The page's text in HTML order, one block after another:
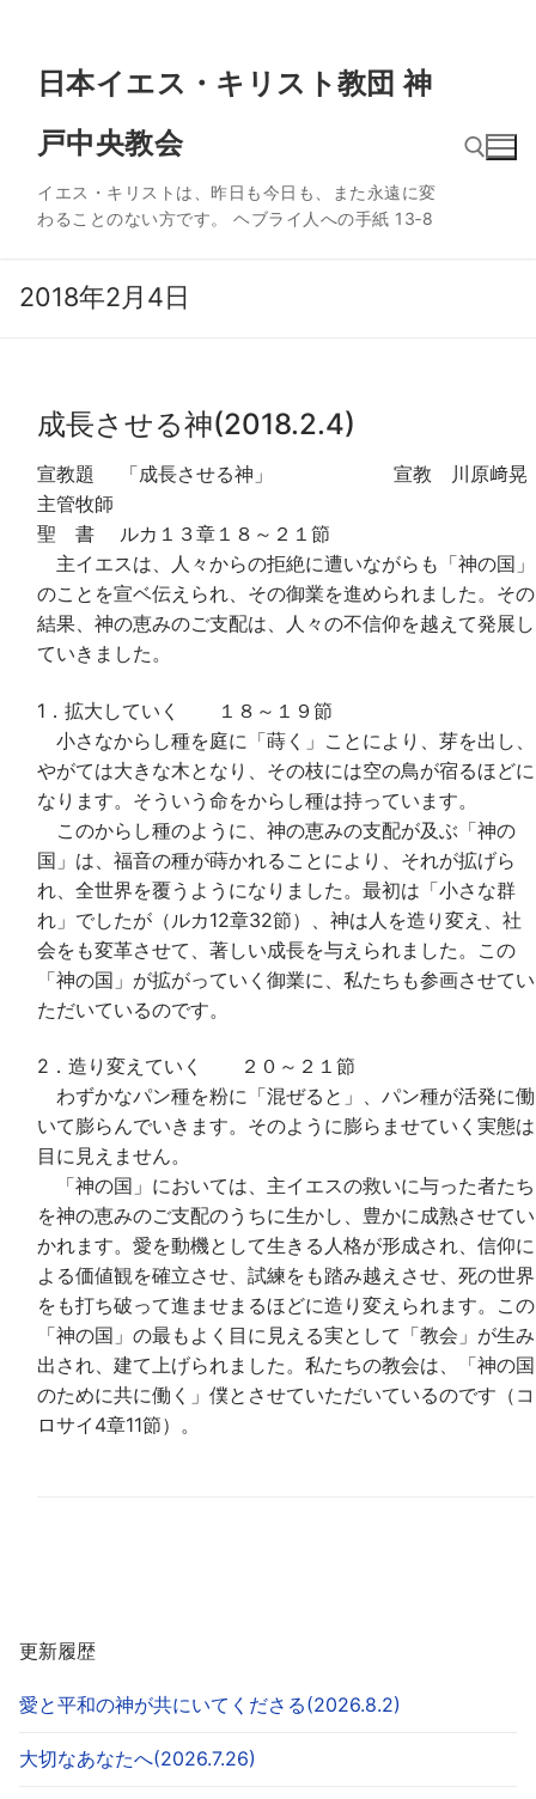
日本イエス・キリスト教団 神
戸中央教会
イエス・キリストは、昨日も今日も、また永遠に変
わることのない方です。 ヘブライ人への手紙 13‐8
2018年2月4日
成長させる神(2018.2.4)
宣教題 「成長させる神」 宣教 川原﨑晃
主管牧師
聖 書 ルカ１３章１８～２１節
主イエスは、人々からの拒絶に遭いながらも「神の国」
のことを宣ベ伝えられ、その御業を進められました。その
結果、神の恵みのご支配は、人々の不信仰を越えて発展し
ていきました。
1．拡大していく １８～１９節
小さなからし種を庭に「蒔く」ことにより、芽を出し、
やがては大きな木となり、その枝には空の鳥が宿るほどに
なります。そういう命をからし種は持っています。
このからし種のように、神の恵みの支配が及ぶ「神の
国」は、福音の種が蒔かれることにより、それが拡げら
れ、全世界を覆うようになりました。最初は「小さな群
れ」でしたが（ルカ12章32節）、神は人を造り変え、社
会をも変革させて、著しい成長を与えられました。この
「神の国」が拡がっていく御業に、私たちも参画させてい
ただいているのです。
2．造り変えていく ２０～２１節
わずかなパン種を粉に「混ぜると」、パン種が活発に働
いて膨らんでいきます。そのように膨らませていく実態は
目に見えません。
「神の国」においては、主イエスの救いに与った者たち
を神の恵みのご支配のうちに生かし、豊かに成熟させてい
かれます。愛を動機として生きる人格が形成され、信仰に
よる価値観を確立させ、試練をも踏み越えさせ、死の世界
をも打ち破って進ませまるほどに造り変えられます。この
「神の国」の最もよく目に見える実として「教会」が生み
出され、建て上げられました。私たちの教会は、「神の国
のために共に働く」僕とさせていただいているのです（コ
ロサイ4章11節）。
更新履歴
愛と平和の神が共にいてくださる(2026.8.2)
大切なあなたへ(2026.7.26)